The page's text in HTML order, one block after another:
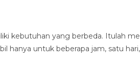
kebutuhan yang berbeda. Itulah
hanya untuk beberapa jam, satu